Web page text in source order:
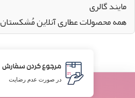
مایند گالری
همه محصولات عطاری آنلاین مُشکستان
مرجوع کردن سفارش
در صورت عدم رضایت